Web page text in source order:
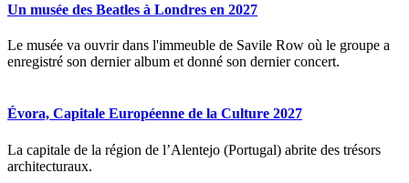
Un musée des Beatles à Londres en 2027
Le musée va ouvrir dans l'immeuble de Savile Row où le groupe a
enregistré son dernier album et donné son dernier concert.
Évora, Capitale Européenne de la Culture 2027
La capitale de la région de l’Alentejo (Portugal) abrite des trésors
architecturaux.